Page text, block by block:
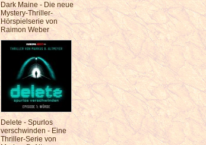
Dark Maine - Die neue
Mystery-Thriller-
Hörspielserie von
Raimon Weber
Delete - Spurlos
verschwinden - Eine
Thriller-Serie von